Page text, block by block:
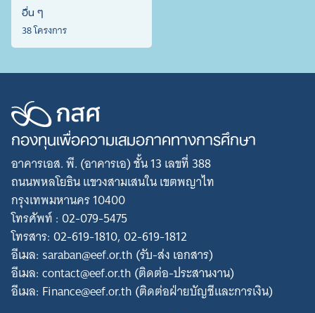
อื่น ๆ
38 โครงการ
กองทุนเพื่อความเสมอภาคทางการศึกษา
อาคารเอส. พี. (อาคารเอ) ชั้น 13 เลขที่ 388
ถนนพหลโยธิน แขวงสามเสนใน เขตพญาไท
กรุงเทพมหานคร 10400
โทรศัพท์ : 02-079-5475
โทรสาร: 02-619-1810, 02-619-1812
อีเมล: saraban@eef.or.th (รับ-ส่ง เอกสาร)
อีเมล: contact@eef.or.th (ติดต่อ-ประสานงาน)
อีเมล: Finance@eef.or.th (ติดต่อฝ่ายบัญชีและการเงิน)